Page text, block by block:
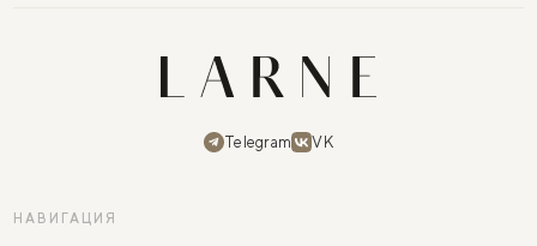
Telegram VK
НАВИГАЦИЯ